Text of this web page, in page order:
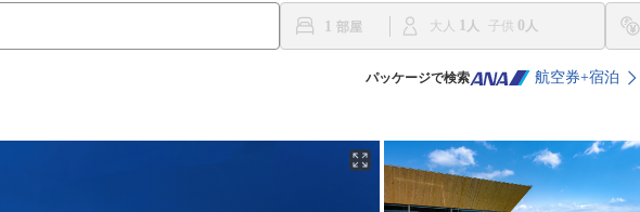
1 大人 1 子供 0
パッケージで検索 航空券+宿泊